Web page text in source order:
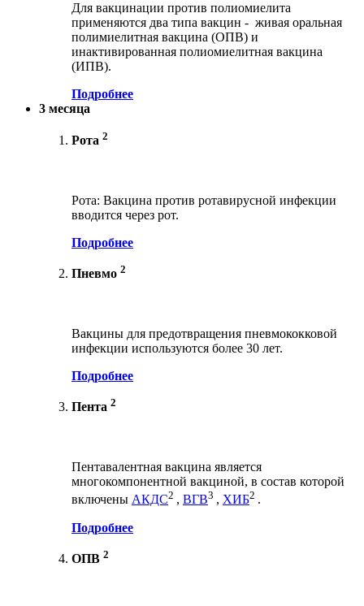
Для вакцинации против полиомиелита
применяются два типа вакцин - живая оральная
полимиелитная вакцина (ОПВ) и
инактивированная полиомиелитная вакцина
(ИПВ).
Подробнее
3 месяца
Рота 2
Рота: Вакцина против ротавирусной инфекции
вводится через рот.
Подробнее
Пневмо 2
Вакцины для предотвращения пневмококковой
инфекции используются более 30 лет.
Подробнее
Пента 2
Пентавалентная вакцина является
многокомпонентной вакциной, в состав которой
включены АКДС2 , ВГВ3 , ХИБ2 .
Подробнее
ОПВ 2